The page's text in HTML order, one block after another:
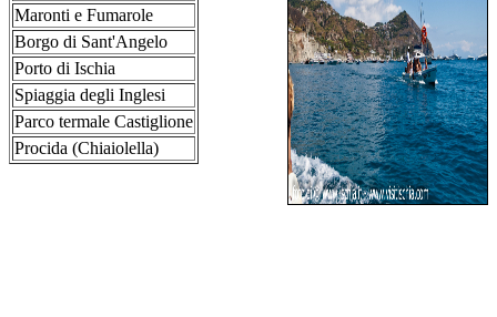
Maronti e Fumarole
Borgo di Sant'Angelo
Porto di Ischia
Spiaggia degli Inglesi
Parco termale Castiglione
Procida (Chiaiolella)